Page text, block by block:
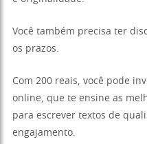
Você também precisa ter
os prazos.
Com 200 reais, você pode
online, que te ensine as
para escrever textos de
engajamento.